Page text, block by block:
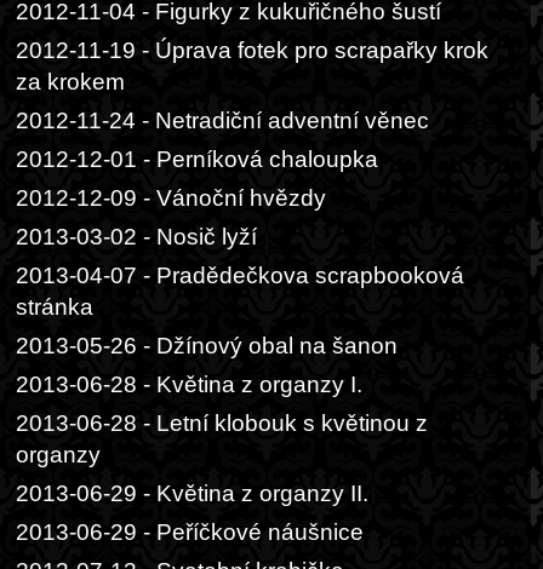
2012-11-04 - Figurky z kukuřičného šustí
2012-11-19 - Úprava fotek pro scrapařky krok
za krokem
2012-11-24 - Netradiční adventní věnec
2012-12-01 - Perníková chaloupka
2012-12-09 - Vánoční hvězdy
2013-03-02 - Nosič lyží
2013-04-07 - Pradědečkova scrapbooková
stránka
2013-05-26 - Džínový obal na šanon
2013-06-28 - Květina z organzy I.
2013-06-28 - Letní klobouk s květinou z
organzy
2013-06-29 - Květina z organzy II.
2013-06-29 - Peříčkové náušnice